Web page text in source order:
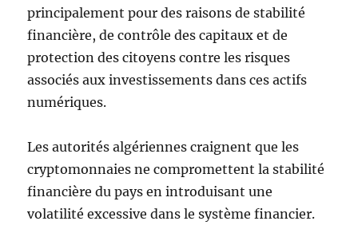
principalement pour des raisons de stabilité
financière, de contrôle des capitaux et de
protection des citoyens contre les risques
associés aux investissements dans ces actifs
numériques.
Les autorités algériennes craignent que les
cryptomonnaies ne compromettent la stabilité
financière du pays en introduisant une
volatilité excessive dans le système financier.